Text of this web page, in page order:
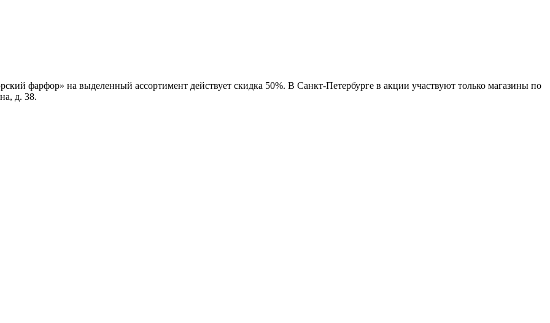
фарфор» на выделенный ассортимент действует скидка 50%. В Санкт-Петербурге в акции участвуют только магазины по
д. 38.